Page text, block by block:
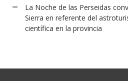
La Noche de las Perseidas
Sierra en referente del
científica en la provincia